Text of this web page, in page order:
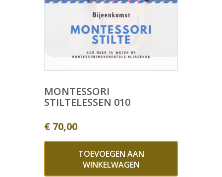
MONTESSORI
STILTELESSEN 010
€ 70,00
TOEVOEGEN AAN
WINKELWAGEN